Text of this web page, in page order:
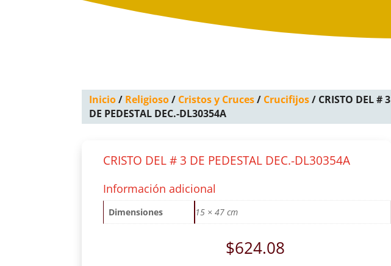
Inicio/ Religioso/ Cristos y Cruces/ Crucifijos/ CRISTO DEL # 3
DE PEDESTAL DEC.-DL30354A
CRISTO DEL # 3 DE PEDESTAL DEC.-DL30354A
Información adicional
Dimensiones 15 × 47 cm
$624.08